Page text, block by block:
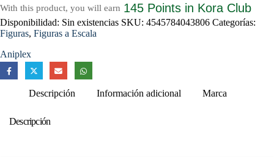
With this product, you will earn 145 Points in Kora Club
Disponibilidad: Sin existencias SKU: 4545784043806 Categorías:
Figuras, Figuras a Escala
Aniplex
Descripción Información adicional Marca
Descripción